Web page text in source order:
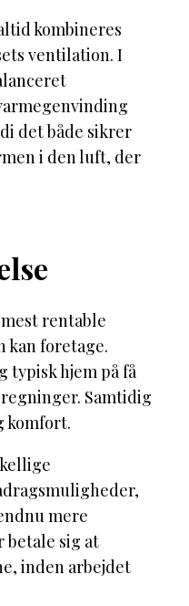
kombineres
ventilation. I
det både sikrer
i den luft, der
rentable
kan foretage.
typisk hjem på få
Samtidig
komfort.
mere
betale sig at
inden arbejdet